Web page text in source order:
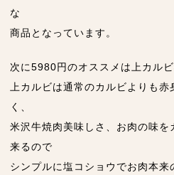
な
商品となっています。
次に5980円のオススメは上カルビ
上カルビは通常のカルビよりも
く、
米沢牛焼肉美味しさ、お肉の味を
来るので
シンプルに塩コショウでお肉本